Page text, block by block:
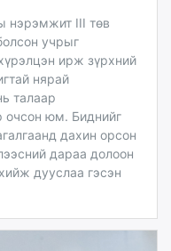
нэрэмжит III төв
учрыг
ирж зүрхний
нярай
талаар
очсон юм. Биднийг
дахин орсон
дараа долоон
дууслаа гэсэн